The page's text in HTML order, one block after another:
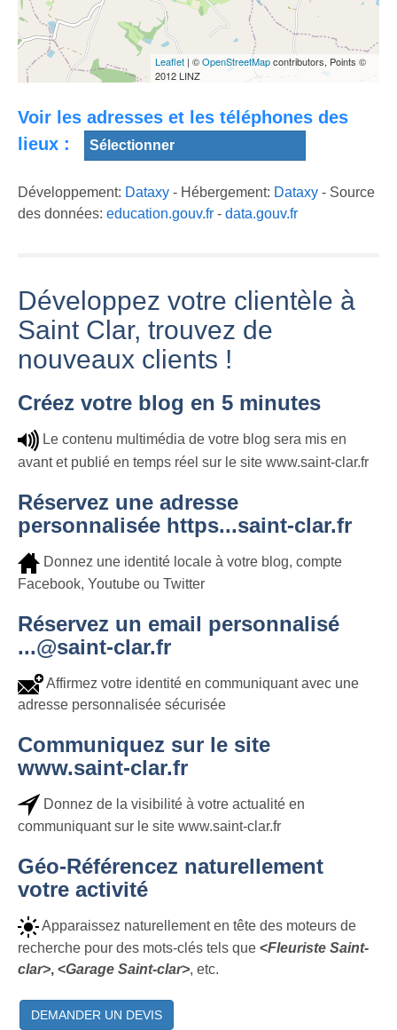
2018
Leaflet | ©OpenStreetMapcontributors, Points ©
2012 LINZ
Voir les adresses et les téléphones des
lieux :
Développement: Dataxy - Hébergement: Dataxy - Source
des données: education.gouv.fr - data.gouv.fr
Développez votre clientèle à
Saint Clar, trouvez de
nouveaux clients !
Créez votre blog en 5 minutes
Le contenu multimédia de votre blog sera mis en
avant et publié en temps réel sur le site www.saint-clar.fr
Réservez une adresse
personnalisée https...saint-clar.fr
Donnez une identité locale à votre blog, compte
Facebook, Youtube ou Twitter
Réservez un email personnalisé
...@saint-clar.fr
Affirmez votre identité en communiquant avec une
adresse personnalisée sécurisée
Communiquez sur le site
www.saint-clar.fr
Donnez de la visibilité à votre actualité en
communiquant sur le site www.saint-clar.fr
Géo-Référencez naturellement
votre activité
Apparaissez naturellement en tête des moteurs de
recherche pour des mots-clés tels que <Fleuriste Saint-
clar>, <Garage Saint-clar>, etc.
DEMANDER UN DEVIS